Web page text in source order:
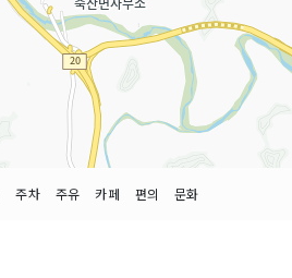
주차 주유 카페 편의 문화